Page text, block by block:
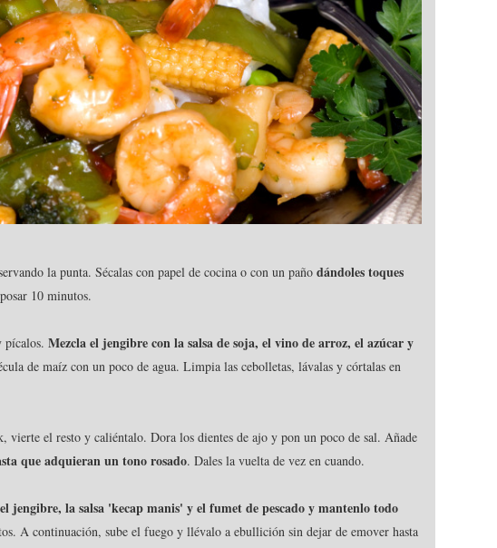
la punta. Sécalas con papel de cocina o con un pañodándoles toques
10 minutos.
pícalos.Mezcla el jengibre con la salsa de soja, el vino de arroz, el azúcar y
de maíz con un poco de agua. Limpia las cebolletas, lávalas y córtalas en
vierte el resto y caliéntalo. Dora los dientes de ajo y pon un poco de sal. Añade
que adquieran un tono rosado. Dales la vuelta de vez en cuando.
jengibre, la salsa 'kecap manis' y el fumet de pescado y mantenlo todo
A continuación, sube el fuego y llévalo a ebullición sin dejar de emover hasta